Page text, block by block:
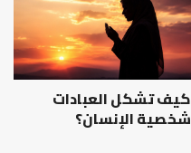
كيف تشكل العبادات
شخصية الإنسان؟